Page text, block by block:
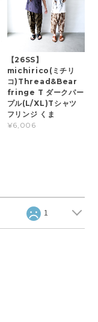
【26SS】
michirico(ミチリ
コ)Thread&Bear
fringe T ダークパー
プル(L/XL)Tシャツ
フリンジ くま
¥6,006
1